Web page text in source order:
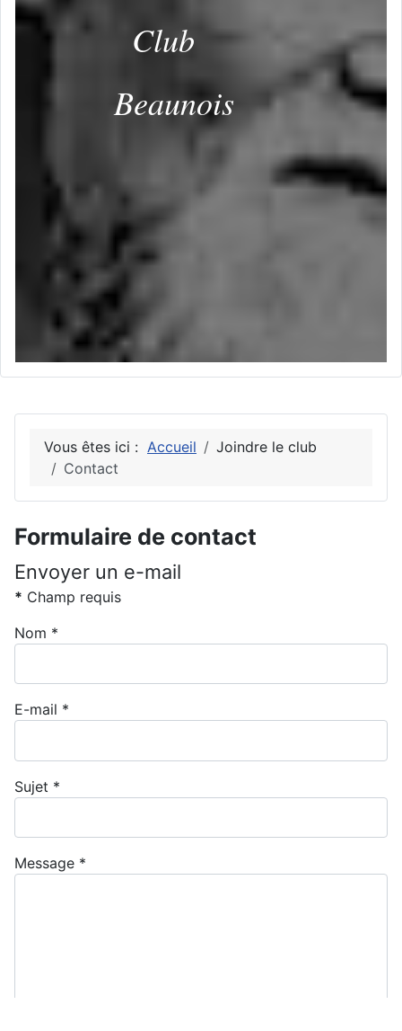
Club
Beaunois
Vous êtes ici : Accueil
Joindre le club
Contact
Formulaire de contact
Envoyer un e-mail
* Champ requis
Nom *
E-mail *
Sujet *
Message *